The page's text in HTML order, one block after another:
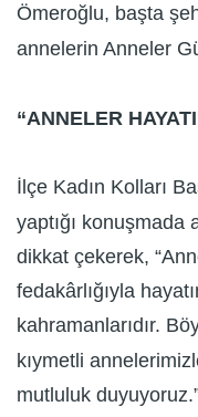
Ömeroğlu, başta
annelerin Anneler
“ANNELER
İlçe Kadın Kolları
yaptığı
dikkat çekerek,
fedakârlığıyla
kahramanlarıdır.
kıymetli
mutluluk